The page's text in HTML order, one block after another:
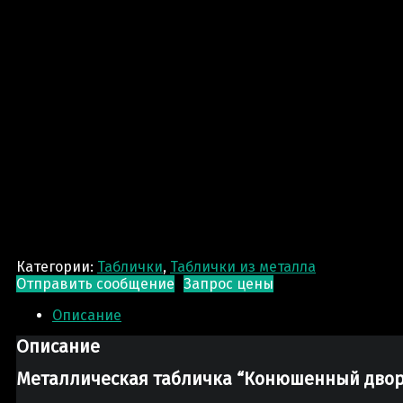
Категории: Таблички, Таблички из металла
Отправить сообщение Запрос цены
Описание
Описание
Металлическая табличка “Конюшенный